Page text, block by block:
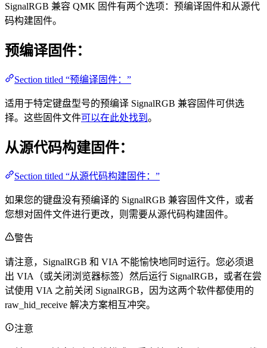
SignalRGB 兼容 QMK 固件有两个选项：预编译固件和从源代
码构建固件。
预编译固件：
Section titled “预编译固件：”
适用于特定键盘型号的预编译 SignalRGB 兼容固件可供选
择。这些固件文件可以在此处找到 。
从源代码构建固件：
Section titled “从源代码构建固件：”
如果您的键盘没有预编译的 SignalRGB 兼容固件文件，或者
您想对固件文件进行更改，则需要从源代码构建固件。
警告
请注意，SignalRGB 和 VIA 不能愉快地同时运行。您必须退
出 VIA（或关闭浏览器标签）然后运行 SignalRGB，或者在尝
试使用 VIA 之前关闭 SignalRGB，因为这两个软件都使用的
raw_hid_receive 解决方案相互冲突。
注意